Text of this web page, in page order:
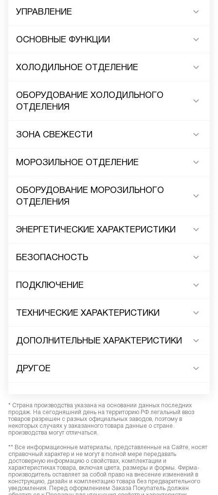
УПРАВЛЕНИЕ
ОСНОВНЫЕ ФУНКЦИИ
ХОЛОДИЛЬНОЕ ОТДЕЛЕНИЕ
ОБОРУДОВАНИЕ ХОЛОДИЛЬНОГО
ОТДЕЛЕНИЯ
ЗОНА СВЕЖЕСТИ
МОРОЗИЛЬНОЕ ОТДЕЛЕНИЕ
ОБОРУДОВАНИЕ МОРОЗИЛЬНОГО
ОТДЕЛЕНИЯ
ЭНЕРГЕТИЧЕСКИЕ ХАРАКТЕРИСТИКИ
БЕЗОПАСНОСТЬ
ПОДКЛЮЧЕНИЕ
ТЕХНИЧЕСКИЕ ХАРАКТЕРИСТИКИ
ДОПОЛНИТЕЛЬНЫЕ ХАРАКТЕРИСТИКИ
ДРУГОЕ
* Страна производства указана на основании данных последних
продаж. На сегодняшний день на территорию РФ легальный ввоз
товаров разрешен с разных официальных заводов, поэтому в
некоторых случаях у заказанного товара данные о стране
производства могут отличаться.
** Все информационные материалы, представленные на Сайте, носят
справочный характер и не могут в полной мере передавать
достоверную информацию о свойствах, комплектации и
характеристиках товара, включая цвета, размеры и формы. Фирма-
производитель оставляет за собой право на внесение изменений в
конструкцию, дизайн и комплектацию товара без предварительного
уведомления. Перед оформлением Заказа Покупатель должен